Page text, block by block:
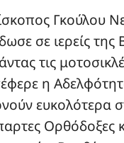
Γκούλου
σε ιερείς της
τις
η
ευκολότερα
Ορθόδοξες